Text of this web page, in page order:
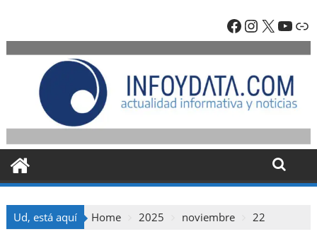
content
Facebook
X
Ud, está aquí Home 2025 noviembre 22